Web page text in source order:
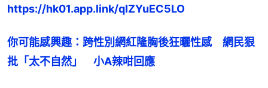
https://hk01.app.link/qIZYuEC5LO
你可能感興趣：跨性別網紅隆胸後狂曬性感　網民狠
批「太不自然」　小A辣咁回應